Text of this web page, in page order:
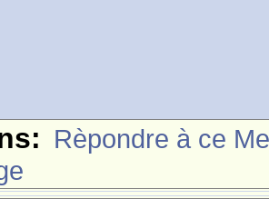
Rèpondre à ce